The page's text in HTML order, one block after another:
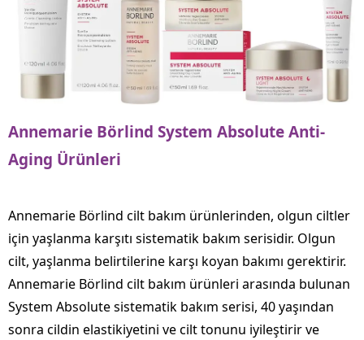
Annemarie Börlind System Absolute Anti-
Aging Ürünleri
Annemarie Börlind cilt bakım ürünlerinden, olgun ci̇ltler
i̇çi̇n yaşlanma karşıtı si̇stemati̇k bakım seri̇si̇dir. Olgun
cilt, yaşlanma belirtilerine karşı koyan bakımı gerektirir.
Annemarie Börlind cilt bakım ürünleri arasında bulunan
System Absolute sistematik bakım serisi, 40 yaşından
sonra cildin elastikiyetini ve cilt tonunu iyileştirir ve